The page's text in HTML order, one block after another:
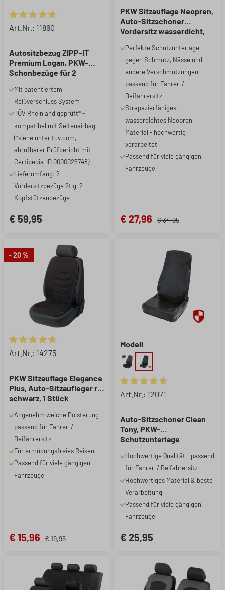
Durchschnittliche Bewertung von 4.74 von 5 Sternen
Art.Nr.: 11860
Autositzbezug ZIPP-IT
Premium Logan, PKW-
Schonbezüge für 2
Reißverschluss-System
schwarz/rot
Mit patentiertem
Reißverschluss System
TÜV Rheinland geprüft* -
kompatibel mit Seitenairbag
(*siehe unter tuv.com,
abrufbarer Prüfbericht mit
Certipedia-ID 0000025748)
Lieferumfang: 2
Vordersitzbezüge 2tlg, 2
Kopfstützenbezüge
€ 59,95
PKW Sitzauflage Neopren,
Auto-Sitzschoner
Vordersitz wasserdicht,
Schutzauflage und
Schutzunterlage
PKW/LKW, 1 Stück
Perfekte Schutzunterlage
gegen Schmutz, Nässe und
andere Verschmutzungen -
passend für Fahrer-/
Beifahrersitz
Strapazierfähiges,
wasserdichtes Neopren
Material - hochwertig
verarbeitet
Passend für viele gängigen
Fahrzeuge
€ 27,96 € 34,95
- 20 %
Durchschnittliche Bewertung von 4.85 von 5 Sternen
Art.Nr.: 14275
PKW Sitzauflage Elegance
Plus, Auto-Sitzaufleger rot
schwarz, 1 Stück
Angenehm weiche Polsterung -
passend für Fahrer-/
Beifahrersitz
Für ermüdungsfreies Reisen
Passend für viele gängigen
Fahrzeuge
€ 15,96 € 19,95
Modell
Durchschnittliche Bewertung
Art.Nr.: 12071
Auto-Sitzschoner Clean
Tony, PKW-
Schutzunterlage
Schonbezug aus
Kunstleder, 1 Stück
Hochwertige Qualität - passend
für Fahrer-/ Beifahrersitz
Hochwertiges Material & beste
Verarbeitung
Passend für viele gängigen
Fahrzeuge
€ 25,95